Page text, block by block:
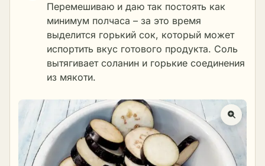
Перемешиваю и даю так постоять как
минимум полчаса – за это время
выделится горький сок, который может
испортить вкус готового продукта. Соль
вытягивает соланин и горькие соединения
из мякоти.